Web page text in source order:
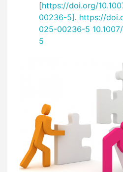
[https://doi.org/
00236-5] . https://
025-00236-5
5